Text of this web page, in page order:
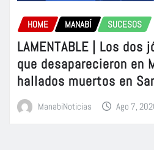
HOME MANABÍ SUCESOS
LAMENTABLE | Los
que desaparecieron en
hallados muertos en
ManabiNoticias Ago 7,